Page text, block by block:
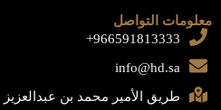
معلومات التواصل
966591813333+
info@hd.sa
طريق الأمير محمد بن